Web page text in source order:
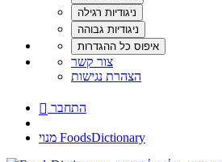
צור קשר
הצהרת נגישות
 התחבר
מנוי FoodsDictionary